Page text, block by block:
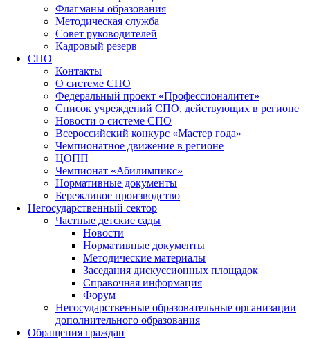
Флагманы образования
Методическая служба
Совет руководителей
Кадровый резерв
СПО
Контакты
О системе СПО
Федеральный проект «Профессионалитет»
Список учреждений СПО, действующих в регионе
Новости о системе СПО
Всероссийский конкурс «Мастер года»
Чемпионатное движение в регионе
ЦОПП
Чемпионат «Абилимпикс»
Нормативные документы
Бережливое производство
Негосударственный сектор
Частные детские сады
Новости
Нормативные документы
Методические материалы
Заседания дискуссионных площадок
Справочная информация
Форум
Негосударственные образовательные организации
дополнительного образования
Обращения граждан